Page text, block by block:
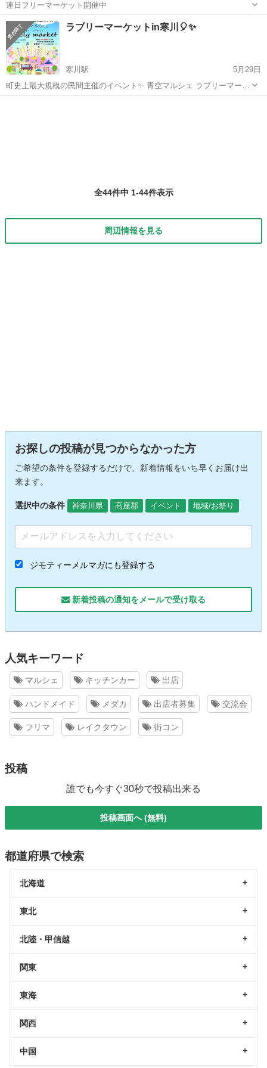
連日フリーマーケット開催中
神奈川 高座郡 地域/お祭り
ラブリーマーケットin寒川🎈✨
寒川駅
5月29日
町史上最大規模の民間主催のイベント✨ 青空マルシェ ラブリーマーケ
ットが開催されます✨ 出店数96店舗‼️ ハンドメイド作品販売 体験・ワ
全44件中 1-44件表示
周辺情報を見る
お探しの投稿が見つからなかった方
ご希望の条件を登録するだけで、新着情報をいち早くお届け出
来ます。
選択中の条件 神奈川県 高座郡 イベント 地域/お祭り
ジモティーメルマガにも登録する
新着投稿の通知をメールで受け取る
人気キーワード
マルシェ キッチンカー 出店
ハンドメイド メダカ 出店者募集 交流会
フリマ レイクタウン 街コン
投稿
誰でも今すぐ30秒で投稿出来る
投稿画面へ (無料)
都道府県で検索
北海道
東北
北陸・甲信越
関東
東海
関西
中国